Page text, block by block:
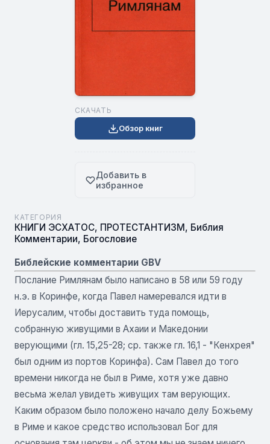
СКАЧАТЬ
Обзор книг
Добавить в
избранное
КАТЕГОРИЯ
КНИГИ ЭСХАТОС, ПРОТЕСТАНТИЗМ , Библия
Комментарии, Богословие
Библейские комментарии GBV
Послание Римлянам было написано в 58 или 59 году
н.э. в Коринфе, когда Павел намеревался идти в
Иерусалим, чтобы доставить туда помощь,
собранную живущими в Ахаии и Македонии
верующими (гл. 15,25-28; ср. также гл. 16,1 - "Кенхрея"
был одним из портов Коринфа). Сам Павел до того
времени никогда не был в Риме, хотя уже давно
весьма желал увидеть живущих там верующих.
Каким образом было положено начало делу Божьему
в Риме и какое средство использовал Бог для